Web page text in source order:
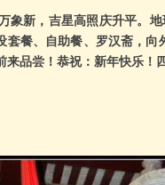
新，吉星高照庆升平。地
套餐、自助餐、罗汉斋，
来品尝！恭祝：新年快乐！